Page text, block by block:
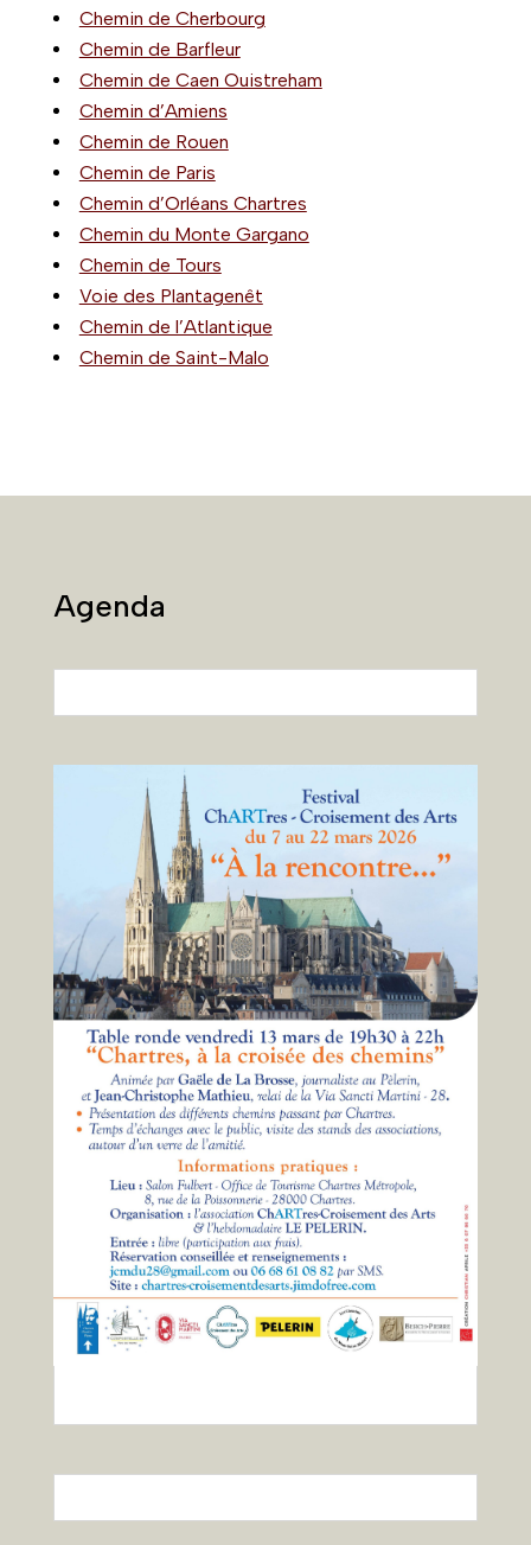
Chemin de Cherbourg
Chemin de Barfleur
Chemin de Caen Ouistreham
Chemin d’Amiens
Chemin de Rouen
Chemin de Paris
Chemin d’Orléans Chartres
Chemin du Monte Gargano
Chemin de Tours
Voie des Plantagenêt
Chemin de l’Atlantique
Chemin de Saint-Malo
Agenda